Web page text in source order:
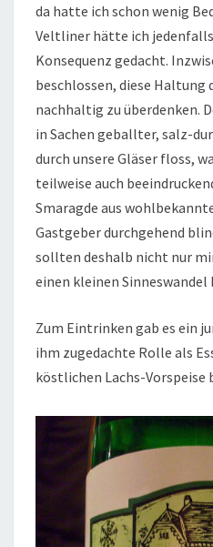
da hatte ich schon wenig
Veltliner hätte ich
Konsequenz gedacht.
beschlossen, diese Haltung
nachhaltig zu überdenken.
in Sachen geballter, salz-
durch unsere Gläser floss,
teilweise auch
Smaragde aus
Gastgeber durchgehend
sollten deshalb nicht nur
einen kleinen
Zum Eintrinken gab es ein
ihm zugedachte Rolle als
köstlichen Lachs-Vorspeise